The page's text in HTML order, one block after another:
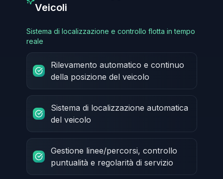
Veicoli
Sistema di localizzazione e controllo flotta in tempo
reale
Rilevamento automatico e continuo
della posizione del veicolo
Sistema di localizzazione automatica
del veicolo
Gestione linee/percorsi, controllo
puntualità e regolarità di servizio